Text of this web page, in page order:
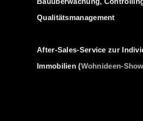
Qualitätsmanagement
After-Sales-Service zur
Immobilien (Wohnideen-